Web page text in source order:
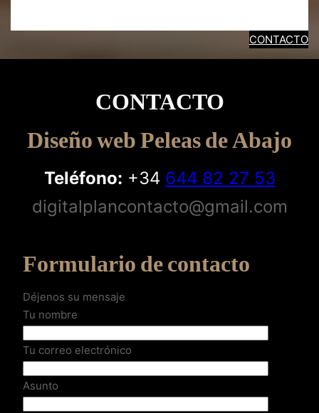
CONTACTO
CONTACTO
Diseño web Peleas de Abajo
Teléfono: +34 644 82 27 53
digitalplancontacto@gmail.com
Formulario de contacto
Déjenos su mensaje
Tu nombre
Tu correo electrónico
Asunto